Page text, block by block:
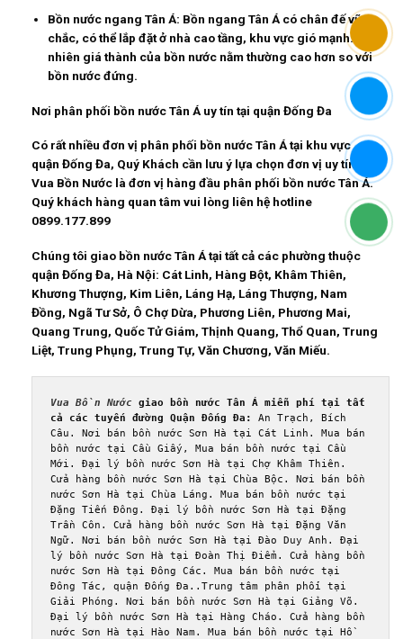
Bồn nước ngang Tân Á: Bồn ngang Tân Á có chân đế vững
chắc, có thể lắp đặt ở nhà cao tầng, khu vực gió mạnh. Tuy
nhiên giá thành của bồn nước nằm thường cao hơn so với
bồn nước đứng.
Nơi phân phối bồn nước Tân Á uy tín tại quận Đống Đa
Có rất nhiều đơn vị phân phối bồn nước Tân Á tại khu vực
quận Đống Đa, Quý Khách cần lưu ý lựa chọn đơn vị uy tín.
Vua Bồn Nước là đơn vị hàng đầu phân phối bồn nước Tân Á.
Quý khách hàng quan tâm vui lòng liên hệ hotline
0899.177.899
Chúng tôi giao bồn nước Tân Á tại tất cả các phường thuộc
quận Đống Đa, Hà Nội: Cát Linh, Hàng Bột, Khâm Thiên,
Khương Thượng, Kim Liên, Láng Hạ, Láng Thượng, Nam
Đồng, Ngã Tư Sở, Ô Chợ Dừa, Phương Liên, Phương Mai,
Quang Trung, Quốc Tử Giám, Thịnh Quang, Thổ Quan, Trung
Liệt, Trung Phụng, Trung Tự, Văn Chương, Văn Miếu.
Vua Bồn Nước giao bồn nước Tân Á miễn phí tại tất
cả các tuyến đường Quận Đống Đa:
An Trạch, Bích
Câu. Nơi bán bồn nước Sơn Hà tại Cát Linh. Mua bán
bồn nước tại Cầu Giấy, Mua bán bồn nước tại Cầu
Mới. Đại lý bồn nước Sơn Hà tại Chợ Khâm Thiên.
Cửa hàng bồn nước Sơn Hà tại Chùa Bộc. Nơi bán bồn
nước Sơn Hà tại Chùa Láng. Mua bán bồn nước tại
Đặng Tiến Đông. Đại lý bồn nước Sơn Hà tại Đặng
Trần Côn. Cửa hàng bồn nước Sơn Hà tại Đặng Văn
Ngữ. Nơi bán bồn nước Sơn Hà tại Đào Duy Anh. Đại
lý bồn nước Sơn Hà tại Đoàn Thị Điểm. Cửa hàng bồn
nước Sơn Hà tại Đông Các. Mua bán bồn nước tại
Đông Tác, quận Đống Đa..Trung tâm phân phối tại
Giải Phóng. Nơi bán bồn nước Sơn Hà tại Giảng Võ.
Đại lý bồn nước Sơn Hà tại Hàng Cháo. Cửa hàng bồn
nước Sơn Hà tại Hào Nam. Mua bán bồn nước tại Hồ